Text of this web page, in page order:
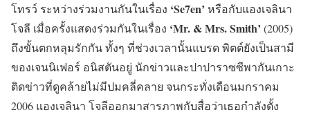
โทรว์ ระหว่างร่วมงานกันในเรื่อง ‘Se7en’ หรือกับแองเจลินา
โจลี เมื่อครั้งแสดงร่วมกันในเรื่อง ‘Mr. & Mrs. Smith’ (2005)
ถึงขั้นตกหลุมรักกัน ทั้งๆ ที่ช่วงเวลานั้นแบรด พิตต์ยังเป็นสามี
ของเจนนิเฟอร์ อนิสตันอยู่ นักข่าวและปาปาราซซีพากันเกาะ
ติดข่าวที่ดูคล้ายไม่มีปมคลี่คลาย จนกระทั่งเดือนมกราคม
2006 แองเจลินา โจลีออกมาสารภาพกับสื่อว่าเธอกำลังตั้ง